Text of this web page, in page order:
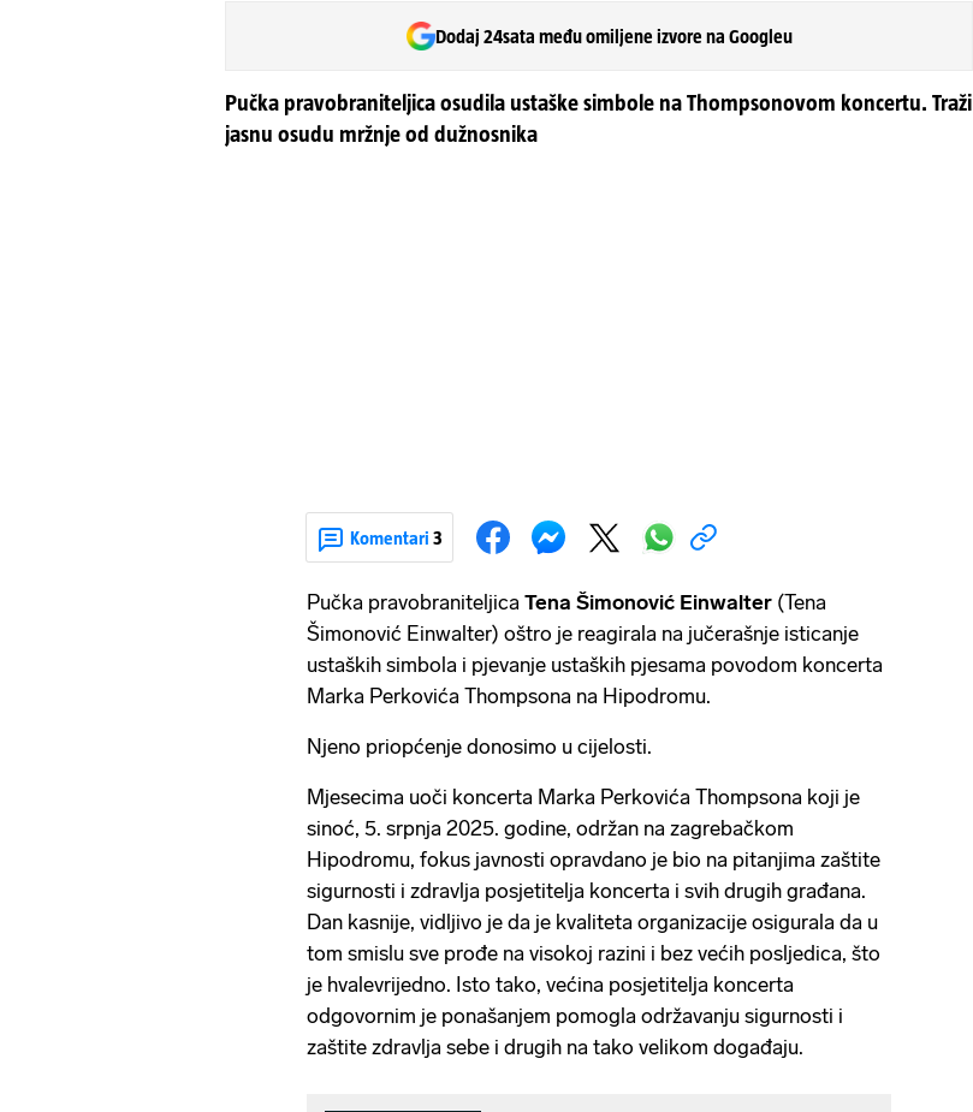
Dodaj 24sata među omiljene izvore na Googleu
Pučka pravobraniteljica osudila ustaške simbole na Thompsonovom koncertu. Traži
jasnu osudu mržnje od dužnosnika
Komentari 3
Pučka pravobraniteljica Tena Šimonović Einwalter (Tena
Šimonović Einwalter) oštro je reagirala na jučerašnje isticanje
ustaških simbola i pjevanje ustaških pjesama povodom koncerta
Marka Perkovića Thompsona na Hipodromu.
Njeno priopćenje donosimo u cijelosti.
Mjesecima uoči koncerta Marka Perkovića Thompsona koji je
sinoć, 5. srpnja 2025. godine, održan na zagrebačkom
Hipodromu, fokus javnosti opravdano je bio na pitanjima zaštite
sigurnosti i zdravlja posjetitelja koncerta i svih drugih građana.
Dan kasnije, vidljivo je da je kvaliteta organizacije osigurala da u
tom smislu sve prođe na visokoj razini i bez većih posljedica, što
je hvalevrijedno. Isto tako, većina posjetitelja koncerta
odgovornim je ponašanjem pomogla održavanju sigurnosti i
zaštite zdravlja sebe i drugih na tako velikom događaju.